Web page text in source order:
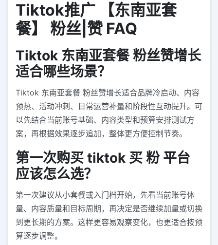
Tiktok推广 【东南亚套
餐】 粉丝|赞 FAQ
Tiktok 东南亚套餐 粉丝赞增长
适合哪些场景？
Tiktok 东南亚套餐 粉丝赞增长适合品牌冷启动、内容
预热、活动冲刺、日常运营补量和阶段性互动提升。可
以先结合当前账号基础、内容类型和预算安排测试方
案，再根据效果逐步追加，整体更方便控制节奏。
第一次购买 tiktok 买 粉 平台
应该怎么选？
第一次建议从小套餐或入门档开始，先看当前账号体
量、内容质量和目标周期，再决定是否继续加量或切换
到更长期的方案。这样更容易观察变化，也更适合按预
算逐步调整。